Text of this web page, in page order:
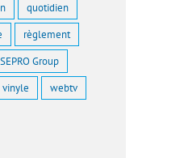
quotidien
règlement
SEPRO Group
vinyle webtv